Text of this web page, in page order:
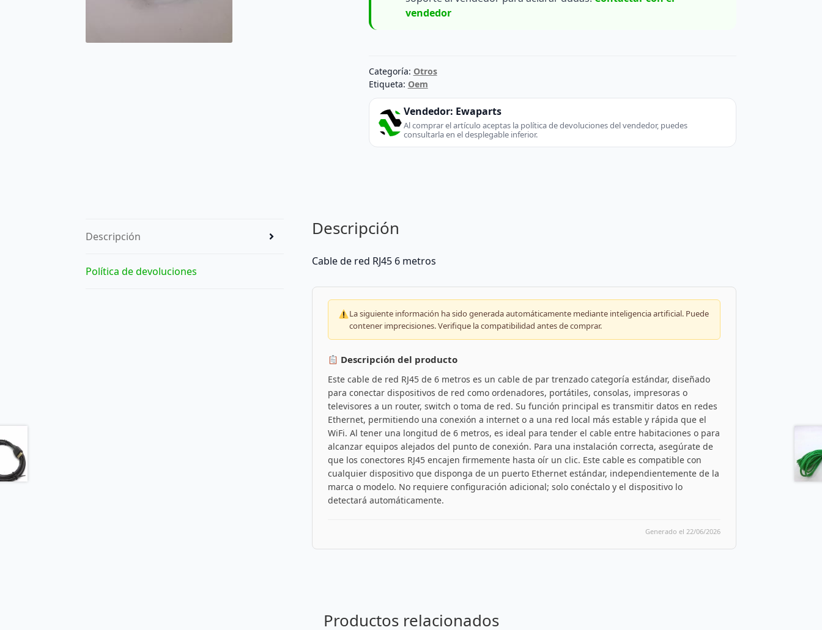
vendedor
Categoría: Otros
Etiqueta: Oem
Vendedor: Ewaparts
Al comprar el artículo aceptas la política de devoluciones del vendedor, puedes
consultarla en el desplegable inferior.
Descripción
Política de devoluciones
Descripción
Cable de red RJ45 6 metros
La siguiente información ha sido generada automáticamente mediante inteligencia artificial. Puede
contener imprecisiones. Verifique la compatibilidad antes de comprar.
Descripción del producto
Este cable de red RJ45 de 6 metros es un cable de par trenzado categoría estándar, diseñado
para conectar dispositivos de red como ordenadores, portátiles, consolas, impresoras o
televisores a un router, switch o toma de red. Su función principal es transmitir datos en redes
Ethernet, permitiendo una conexión a internet o a una red local más estable y rápida que el
WiFi. Al tener una longitud de 6 metros, es ideal para tender el cable entre habitaciones o para
alcanzar equipos alejados del punto de conexión. Para una instalación correcta, asegúrate de
que los conectores RJ45 encajen firmemente hasta oír un clic. Este cable es compatible con
cualquier dispositivo que disponga de un puerto Ethernet estándar, independientemente de la
marca o modelo. No requiere configuración adicional; solo conéctalo y el dispositivo lo
detectará automáticamente.
Generado el 22/06/2026
Productos relacionados